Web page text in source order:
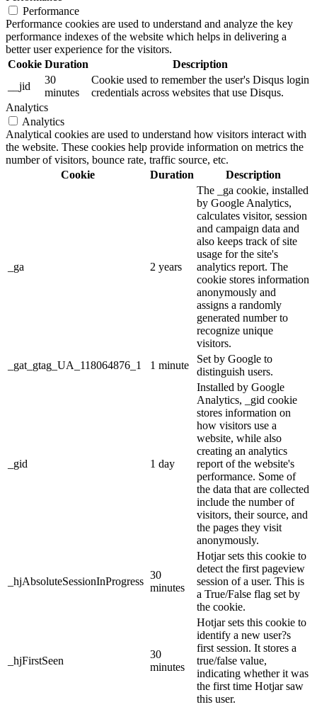
Performance
Performance cookies are used to understand and analyze the key
performance indexes of the website which helps in delivering a
better user experience for the visitors.
Cookie Duration
Description
__jid
30
minutes
Cookie used to remember the user's Disqus login
credentials across websites that use Disqus.
Analytics
Analytics
Analytical cookies are used to understand how visitors interact with
the website. These cookies help provide information on metrics the
number of visitors, bounce rate, traffic source, etc.
Cookie
Duration Description
_ga 2 years
The _ga cookie, installed
by Google Analytics,
calculates visitor, session
and campaign data and
also keeps track of site
usage for the site's
analytics report. The
cookie stores information
anonymously and
assigns a randomly
generated number to
recognize unique
visitors.
_gat_gtag_UA_118064876_1
1 minute
Set by Google to
distinguish users.
_gid 1 day
Installed by Google
Analytics, _gid cookie
stores information on
how visitors use a
website, while also
creating an analytics
report of the website's
performance. Some of
the data that are collected
include the number of
visitors, their source, and
the pages they visit
anonymously.
_hjAbsoluteSessionInProgress
30
minutes
Hotjar sets this cookie to
detect the first pageview
session of a user. This is
a True/False flag set by
the cookie.
_hjFirstSeen
30
minutes
Hotjar sets this cookie to
identify a new user?s
first session. It stores a
true/false value,
indicating whether it was
the first time Hotjar saw
this user.